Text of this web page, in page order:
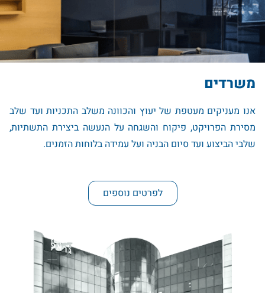
משרדים
אנו מעניקים מעטפת של יעוץ והכוונה משלב התכניות ועד שלב
מסירת הפרויקט, פיקוח והשגחה על הנעשה ביצירת התשתיות,
שלבי הביצוע ועד סיום הבניה ועל עמידה בלוחות הזמנים.
לפרטים נוספים